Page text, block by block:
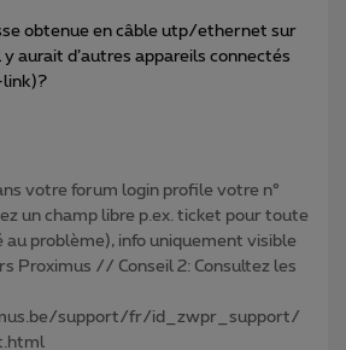
obtenue en câble utp/ethernet sur
aurait d’autres appareils connectés
link)?
votre forum login profile votre n°
un champ libre p.ex. ticket pour toute
problème), info uniquement visible
Proximus // Conseil 2: Consultez les
support/fr/id_zwpr_support/